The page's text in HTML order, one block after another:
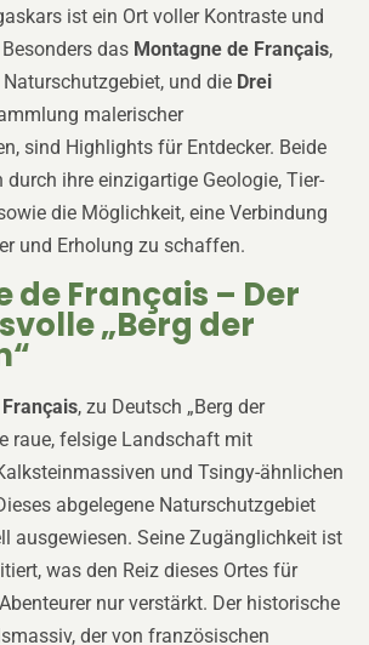
ist ein Ort voller Kontraste und
das Montagne de Français,
und die Drei
malerischer
sind Highlights für Entdecker. Beide
durch ihre einzigartige Geologie, Tier-
die Möglichkeit, eine Verbindung
und Erholung zu schaffen.
de Français – Der
„Berg der
, zu Deutsch „Berg der
raue, felsige Landschaft mit
und Tsingy-ähnlichen
abgelegene Naturschutzgebiet
ausgewiesen. Seine Zugänglichkeit ist
was den Reiz dieses Ortes für
nur verstärkt. Der historische
der von französischen